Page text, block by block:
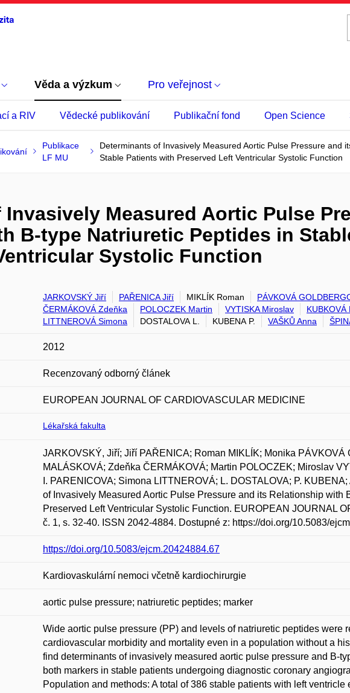
Věda a výzkum Pro veřejnost
a RIV Vědecké publikování Publikační fond Open Science
Publikace
LF MU
Determinants of Invasively Measured Aortic Pulse Pressure and
Stable Patients with Preserved Left Ventricular Systolic Function
Measured Aortic Pulse
B-type Natriuretic Peptides in
Systolic Function
JARKOVSKÝ Jiří PAŘENICA Jiří MIKLÍK Roman PÁVKOVÁ
ČERMÁKOVÁ Zdeňka
POLOCZEK Martin VYTISKA Miroslav KUBKOVÁ
LITTNEROVÁ Simona
DOSTALOVA L. KUBENA P. VAŠKŮ Anna
2012
Recenzovaný odborný článek
EUROPEAN JOURNAL OF CARDIOVASCULAR MEDICINE
Lékařská fakulta
JARKOVSKÝ, Jiří; Jiří PAŘENICA; Roman MIKLÍK; Monika PÁVKOVÁ
MALÁSKOVÁ; Zdeňka ČERMÁKOVÁ; Martin POLOCZEK; Miroslav
I. PARENICOVA; Simona LITTNEROVÁ; L. DOSTALOVA; P.
of Invasively Measured Aortic Pulse Pressure and its Relationship with
Preserved Left Ventricular Systolic Function. EUROPEAN JOURNAL
č. 1, s. 32-40. ISSN 2042-4884. Dostupné z: https://doi.org/10.5083/
https://doi.org/10.5083/ejcm.20424884.67
Kardiovaskulární nemoci včetně kardiochirurgie
aortic pulse pressure; natriuretic peptides; marker
Wide aortic pulse pressure (PP) and levels of natriuretic peptides were
cardiovascular morbidity and mortality even in a population without a
find determinants of invasively measured aortic pulse pressure and B-
both markers in stable patients undergoing diagnostic coronary
Population and methods: A total of 386 stable patients with left